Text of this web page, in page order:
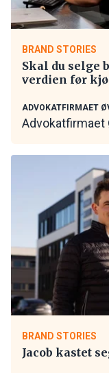
BRAND STORIES
Skal du selge
verdien før
ADVOKATFIRMAET
Advokatfirmaet
BRAND STORIES
Jacob kastet